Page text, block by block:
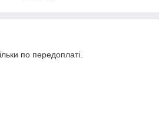
по передоплаті.